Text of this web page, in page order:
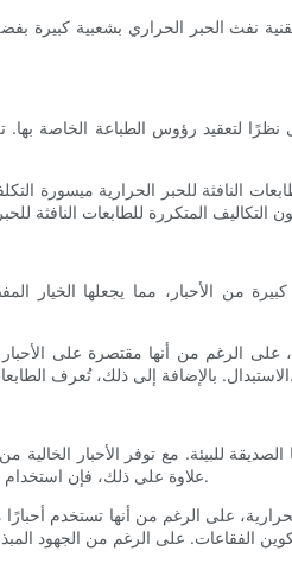
نفث الحبر الحراري بشعبية كبيرة
النافثة للحبر الحرارية ميسورة
على الرغم من أنها مقتصرة على
الاستبدال. بالإضافة إلى ذلك، تُعرف الطابعات النافثة للحبر الحرارية بموثوقيتها، وغالبًا ما تتطلب الحد الأدنى من مهام الصيانة مثل تنظيف رأس الطباعة، مما يؤدي إلى تقليل وقت التوقف عن العمل.
الطابعات عددًا أقل من المركبات العضوية المتطايرة (VOCs) وملوثات الهواء الخطرة (HAPs). علاوة على ذلك، فإن استخدام طاقة أقل أثناء الطباعة يساهم في تقليل البصمة الكربونية.
على الرغم من أنها تستخدم